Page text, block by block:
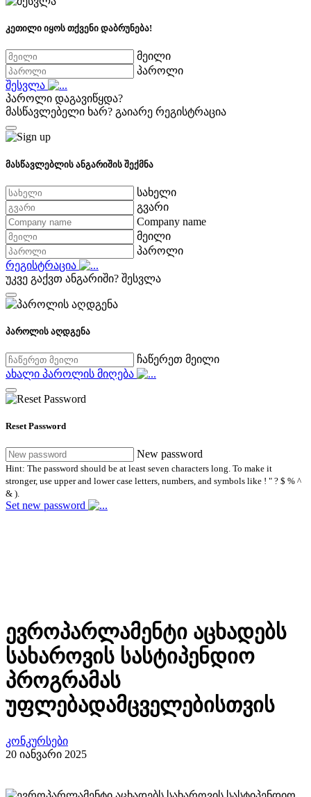
კეთილი იყოს თქვენი დაბრუნება!
მეილი
პაროლი
შესვლა
პაროლი დაგავიწყდა?
მასწავლებელი ხარ? გაიარე რეგისტრაცია
მასწავლებლის ანგარიშის შექმნა
სახელი
გვარი
Company name
მეილი
პაროლი
რეგისტრაცია
უკვე გაქვთ ანგარიში? შესვლა
პაროლის აღდგენა
ჩაწერეთ მეილი
ახალი პაროლის მიღება
Reset Password
New password
Hint: The password should be at least seven characters long. To make it
stronger, use upper and lower case letters, numbers, and symbols like ! " ? $ % ^
& ).
Set new password
ევროპარლამენტი აცხადებს
სახაროვის სასტიპენდიო
პროგრამას
უფლებადამცველებისთვის
კონკურსები
20 იანვარი 2025